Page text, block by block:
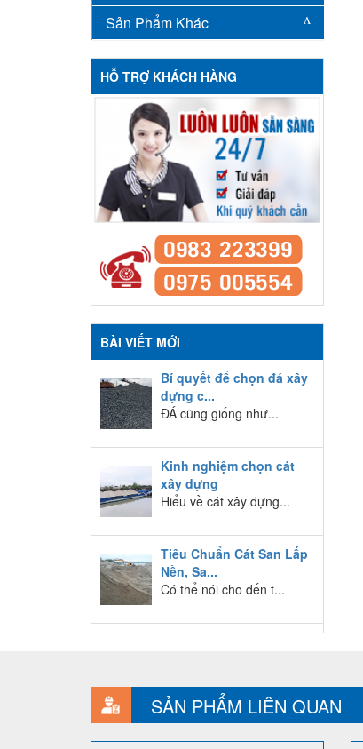
Sản Phẩm Khác
HỖ TRỢ KHÁCH HÀNG
BÀI VIẾT MỚI
Bí quyết để chọn đá xây
dựng c...
ĐÁ cũng giống như...
Kinh nghiệm chọn cát
xây dựng
Hiểu về cát xây dựng...
Tiêu Chuẩn Cát San Lấp
Nền, Sa...
Có thể nói cho đến t...
SẢN PHẨM LIÊN QUAN